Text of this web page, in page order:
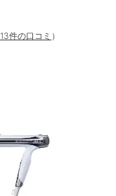
13件の口コミ ）